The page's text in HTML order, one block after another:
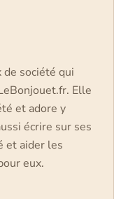
société qui
Elle
et adore y
écrire sur ses
et aider les
eux.